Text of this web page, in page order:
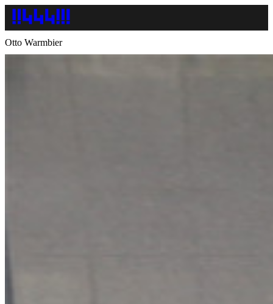
Otto Warmbier